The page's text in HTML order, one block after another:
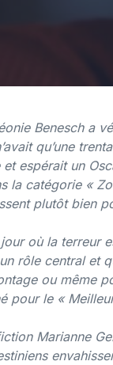
Benesch a
qu’une
espérait un
la catégorie «
plutôt bien
où la terreur
rôle central et
ou même
pour le «
Marianne